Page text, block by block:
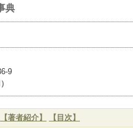
典
9
【著者紹介】 【目次】